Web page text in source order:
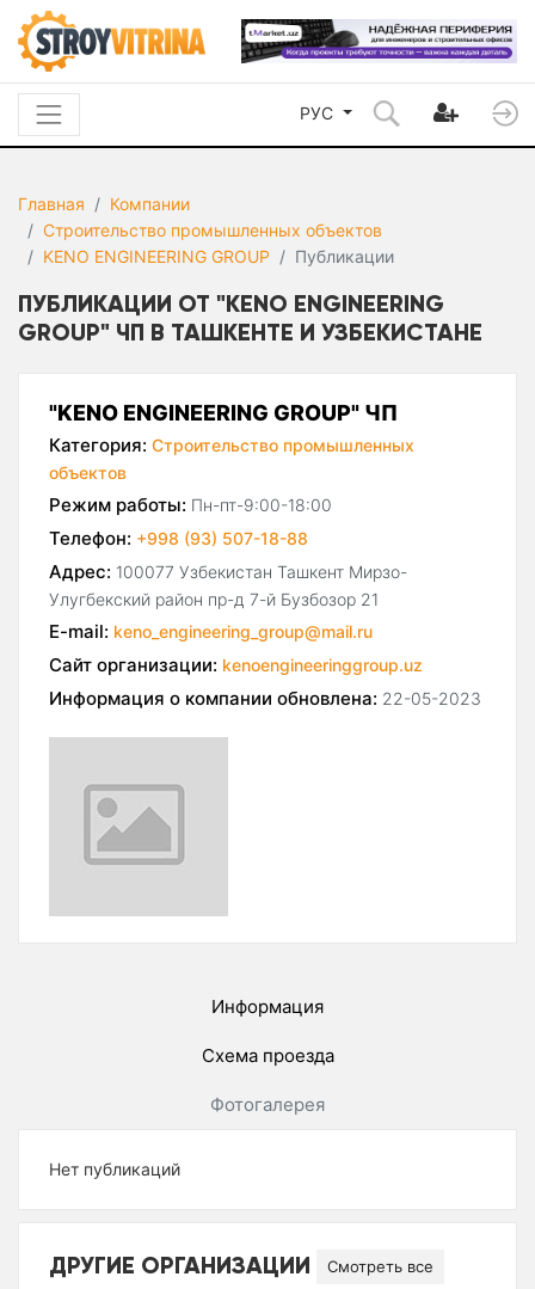
РУС
Главная
Компании
Строительство промышленных объектов
KENO ENGINEERING GROUP
Публикации
ПУБЛИКАЦИИ ОТ "KENO ENGINEERING
GROUP" ЧП В ТАШКЕНТЕ И УЗБЕКИСТАНЕ
"KENO ENGINEERING GROUP" ЧП
Категория: Строительство промышленных
объектов
Режим работы: Пн-пт-9:00-18:00
Телефон: +998 (93) 507-18-88
Адрес: 100077 Узбекистан Ташкент Мирзо-
Улугбекский район пр-д 7-й Бузбозор 21
E-mail: keno_engineering_group@mail.ru
Сайт организации: kenoengineeringgroup.uz
Информация о компании обновлена: 22-05-2023
Информация
Схема проезда
Фотогалерея
Нет публикаций
ДРУГИЕ ОРГАНИЗАЦИИ Смотреть все